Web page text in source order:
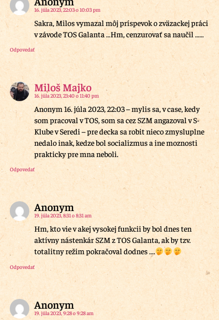
16. júla 2023, 22:03 o 10:03 pm
Sakra, Milos vymazal môj príspevok o zväzackej práci
v závode TOS Galanta …Hm, cenzurovať sa naučil ……
Odpovedať
Miloš Majko
16. júla 2023, 23:40 o 11:40 pm
Anonym 16. júla 2023, 22:03 – mylis sa, v case, kedy
som pracoval v TOS, som sa cez SZM angazoval v S-
Klube v Seredi – pre decka sa robit nieco zmysluplne
nedalo inak, kedze bol socializmus a ine moznosti
prakticky pre mna neboli.
Odpovedať
Anonym
19. júla 2023, 8:31 o 8:31 am
Hm, kto vie v akej vysokej funkcii by bol dnes ten
aktívny nástenkár SZM z TOS Galanta, ak by tzv.
totalitny režim pokračoval dodnes ….
Odpovedať
Anonym
19. júla 2023, 9:28 o 9:28 am